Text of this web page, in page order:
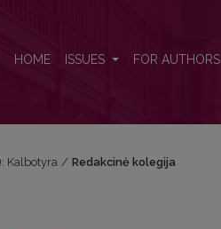
HOME ISSUES FOR AUTHORS
Kalbotyra / Redakcinė kolegija